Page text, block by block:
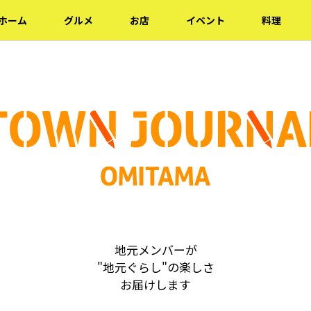
ーム グルメ お店 イベント 料理
地元メンバーが
"地元ぐらし"の楽しさ
お届けします